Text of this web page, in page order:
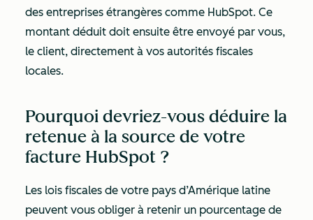
des entreprises étrangères comme HubSpot. Ce
montant déduit doit ensuite être envoyé par vous,
le client, directement à vos autorités fiscales
locales.
Pourquoi devriez-vous déduire la
retenue à la source de votre
facture HubSpot ?
Les lois fiscales de votre pays d’Amérique latine
peuvent vous obliger à retenir un pourcentage de